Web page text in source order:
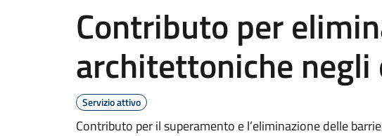
Contributo per
architettoniche
Servizio attivo
Contributo per il superamento e l’eliminazione delle